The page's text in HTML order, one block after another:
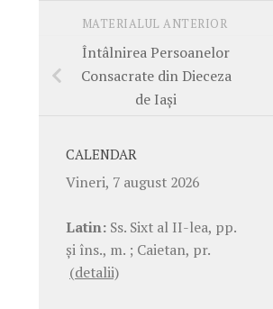
MATERIALUL ANTERIOR
Întâlnirea Persoanelor
Consacrate din Dieceza
de Iaşi
CALENDAR
Vineri, 7 august 2026
Latin: Ss. Sixt al II-lea, pp.
şi îns., m. ; Caietan, pr.
(detalii)